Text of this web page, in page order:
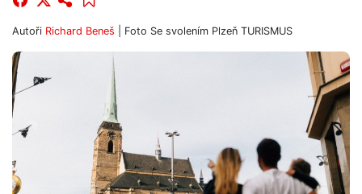
Autoři Richard Beneš | Foto Se svolením Plzeň TURISMUS